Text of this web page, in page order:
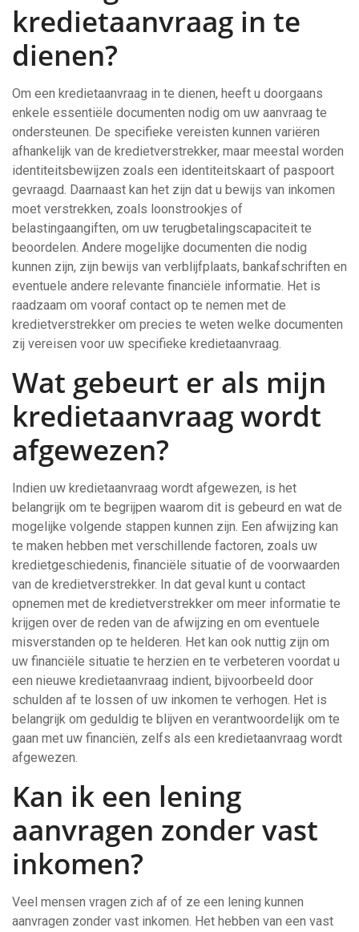
kredietaanvraag in te
dienen?
Om een kredietaanvraag in te dienen, heeft u doorgaans
enkele essentiële documenten nodig om uw aanvraag te
ondersteunen. De specifieke vereisten kunnen variëren
afhankelijk van de kredietverstrekker, maar meestal worden
identiteitsbewijzen zoals een identiteitskaart of paspoort
gevraagd. Daarnaast kan het zijn dat u bewijs van inkomen
moet verstrekken, zoals loonstrookjes of
belastingaangiften, om uw terugbetalingscapaciteit te
beoordelen. Andere mogelijke documenten die nodig
kunnen zijn, zijn bewijs van verblijfplaats, bankafschriften en
eventuele andere relevante financiële informatie. Het is
raadzaam om vooraf contact op te nemen met de
kredietverstrekker om precies te weten welke documenten
zij vereisen voor uw specifieke kredietaanvraag.
Wat gebeurt er als mijn
kredietaanvraag wordt
afgewezen?
Indien uw kredietaanvraag wordt afgewezen, is het
belangrijk om te begrijpen waarom dit is gebeurd en wat de
mogelijke volgende stappen kunnen zijn. Een afwijzing kan
te maken hebben met verschillende factoren, zoals uw
kredietgeschiedenis, financiële situatie of de voorwaarden
van de kredietverstrekker. In dat geval kunt u contact
opnemen met de kredietverstrekker om meer informatie te
krijgen over de reden van de afwijzing en om eventuele
misverstanden op te helderen. Het kan ook nuttig zijn om
uw financiële situatie te herzien en te verbeteren voordat u
een nieuwe kredietaanvraag indient, bijvoorbeeld door
schulden af te lossen of uw inkomen te verhogen. Het is
belangrijk om geduldig te blijven en verantwoordelijk om te
gaan met uw financiën, zelfs als een kredietaanvraag wordt
afgewezen.
Kan ik een lening
aanvragen zonder vast
inkomen?
Veel mensen vragen zich af of ze een lening kunnen
aanvragen zonder vast inkomen. Het hebben van een vast